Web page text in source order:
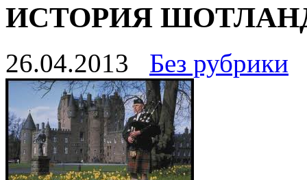
ИСТОРИЯ
26.04.2013 Без рубрики